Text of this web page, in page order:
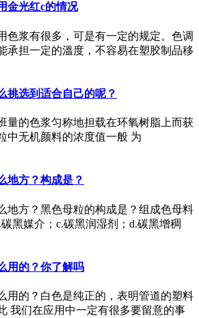
金光红c的情况
色浆有很多，可是有一定的规定。色调
承担一定的溫度，不容易在塑胶制品移
挑选到适合自己的呢？
量的色浆匀称地担载在环氧树脂上而获
中无机颜料的浓度值一般 为
地方？构成是？
地方？黑色母粒的构成是？组成色母料
黑媒介；c.碳黑润湿剂；d.碳黑增稠
用的？你了解吗
用的？白色是纯正的，表明管道的塑料
我们在应用中一定有很多要留意的事